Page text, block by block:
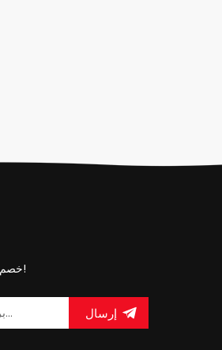
خصم 10 ٪ للعملاء الجدد!
إرسال